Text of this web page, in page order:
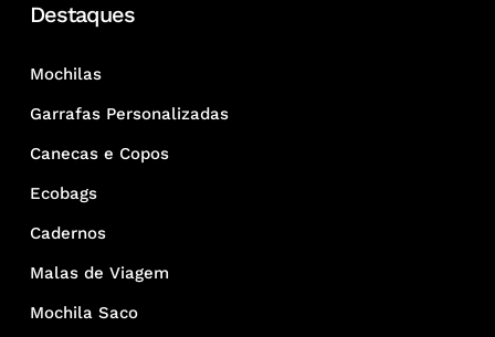
Destaques
Mochilas
Garrafas Personalizadas
Canecas e Copos
Ecobags
Cadernos
Malas de Viagem
Mochila Saco